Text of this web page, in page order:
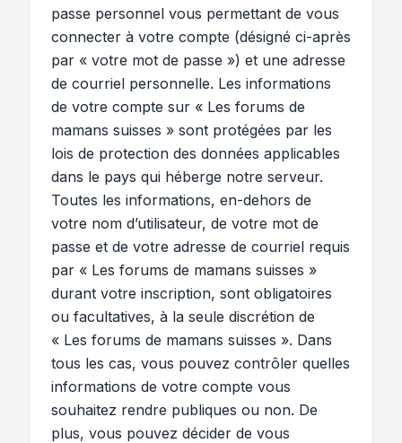
passe personnel vous permettant de vous
connecter à votre compte (désigné ci-après
par « votre mot de passe ») et une adresse
de courriel personnelle. Les informations
de votre compte sur « Les forums de
mamans suisses » sont protégées par les
lois de protection des données applicables
dans le pays qui héberge notre serveur.
Toutes les informations, en-dehors de
votre nom d’utilisateur, de votre mot de
passe et de votre adresse de courriel requis
par « Les forums de mamans suisses »
durant votre inscription, sont obligatoires
ou facultatives, à la seule discrétion de
« Les forums de mamans suisses ». Dans
tous les cas, vous pouvez contrôler quelles
informations de votre compte vous
souhaitez rendre publiques ou non. De
plus, vous pouvez décider de vous